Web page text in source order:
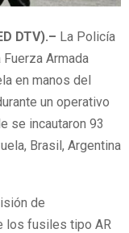
DTV).– La Policía
Armada
en manos del
un operativo
se incautaron 93
Brasil, Argentina
de
los fusiles tipo AR